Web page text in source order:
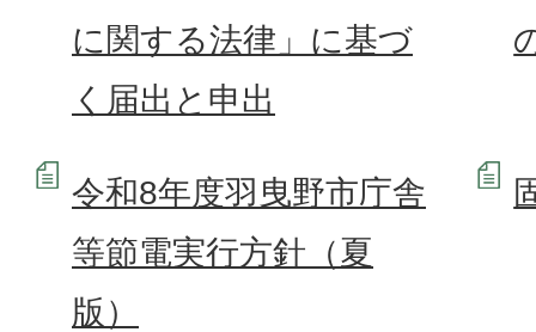
に関する法律」に基づ
く届出と申出
令和8年度羽曳野市庁舎
等節電実行方針（夏
版）